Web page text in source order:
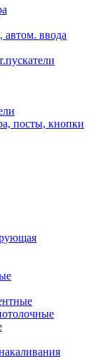
автом. ввода
посты, кнопки